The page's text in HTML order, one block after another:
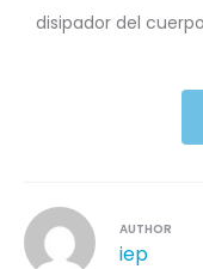
disipador del
AUTHOR
iep